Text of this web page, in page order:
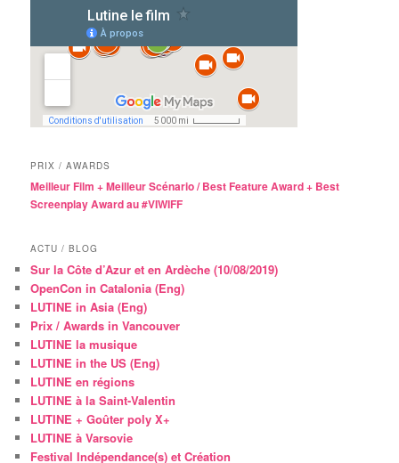
PRIX / AWARDS
Meilleur Film + Meilleur Scénario / Best Feature Award + Best
Screenplay Award au #VIWIFF
ACTU / BLOG
Sur la Côte d’Azur et en Ardèche (10/08/2019)
OpenCon in Catalonia (Eng)
LUTINE in Asia (Eng)
Prix / Awards in Vancouver
LUTINE la musique
LUTINE in the US (Eng)
LUTINE en régions
LUTINE à la Saint-Valentin
LUTINE + Goûter poly X+
LUTINE à Varsovie
Festival Indépendance(s) et Création